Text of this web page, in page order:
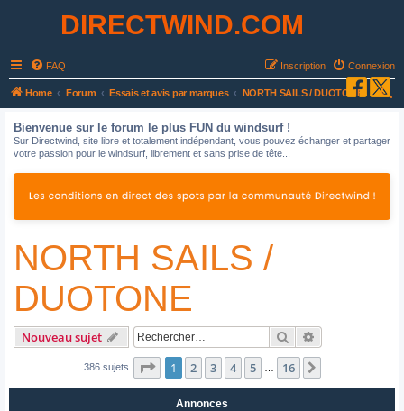
DIRECTWIND.COM
FAQ Connexion
Inscription
Home Forum Essais et avis par marques NORTH SAILS / DUOTONE
Bienvenue sur le forum le plus FUN du windsurf !
Sur Directwind, site libre et totalement indépendant, vous pouvez échanger et partager
votre passion pour le windsurf, librement et sans prise de tête...
NORTH SAILS /
DUOTONE
Nouveau sujet Rechercher
386 sujets Page 1sur16
1 2 3 4 5 16
Annonces